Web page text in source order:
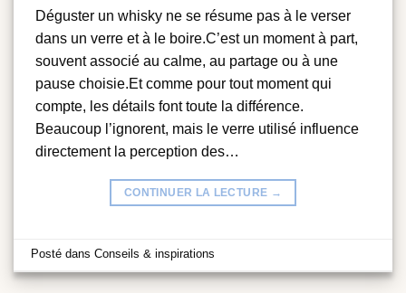
Déguster un whisky ne se résume pas à le verser
dans un verre et à le boire.C’est un moment à part,
souvent associé au calme, au partage ou à une
pause choisie.Et comme pour tout moment qui
compte, les détails font toute la différence.
Beaucoup l’ignorent, mais le verre utilisé influence
directement la perception des…
CONTINUER LA LECTURE →
Posté dansConseils & inspirations